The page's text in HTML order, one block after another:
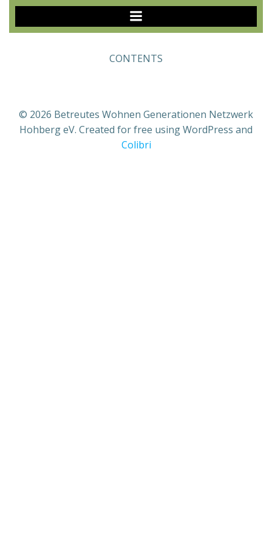
Zum
Inhalt
springen
CONTENTS
© 2026 Betreutes Wohnen Generationen Netzwerk
Hohberg eV. Created for free using WordPress and
Colibri